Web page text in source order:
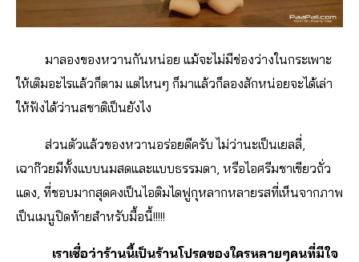
มาลองของหวานกันหน่อย แม้จะไม่มีช่องว่างในกระเพาะ
ให้เติมอะไรแล้วก็ตาม แต่ไหนๆ ก็มาแล้วก็ลองสักหน่อยจะได้เล่า
ให้ฟังได้ว่านสชาติเป็นยังไง
ส่วนตัวแล้วของหวานอร่อยดีครับ ไม่ว่านะเป็นเยลลี่,
เฉาก๊วยมีทั้งแบบนมสดและแบบธรรมดา, หรือไอศรีมชาเขียวถั่ว
แดง, ที่ชอบมากสุดคงเป็นไอติมไดฟูกุหลากหลายรสที่เห็นจากภาพ
เป็นเมนูปิดท้ายสำหรับมื้อนี้!!!!!
เราเชื่อว่าร้านนี้เป็นร้านโปรดของใครหลายๆคนที่มีใจ